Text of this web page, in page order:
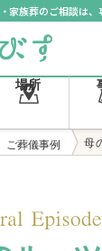
家族葬のご相談は、
場所
ご葬儀事例 母